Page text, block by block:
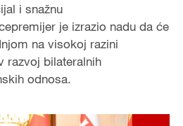
i snažnu
je izrazio nadu da će
na visokoj razini
razvoj bilateralnih
odnosa.